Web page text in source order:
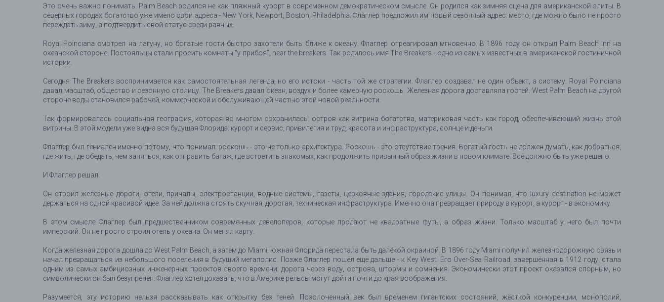
Это очень важно понимать. Palm Beach родился не как пляжный курорт в современном демократическом смысле. Он родился как зимняя сцена для американской элиты. В
северных городах богатство уже имело свои адреса - New York, Newport, Boston, Philadelphia. Флаглер предложил им новый сезонный адрес: место, где можно было не просто
переждать зиму, а подтвердить свой статус среди равных.
Royal Poinciana смотрел на лагуну, но богатые гости быстро захотели быть ближе к океану. Флаглер отреагировал мгновенно. В 1896 году он открыл Palm Beach Inn на
океанской стороне. Постояльцы стали просить комнаты “у прибоя”, near the breakers. Так родилось имя The Breakers - одно из самых известных в американской гостиничной
истории.
Сегодня The Breakers воспринимается как самостоятельная легенда, но его истоки - часть той же стратегии. Флаглер создавал не один объект, а систему. Royal Poinciana
давал масштаб, общество и сезонную столицу. The Breakers давал океан, воздух и более камерную роскошь. Железная дорога доставляла гостей. West Palm Beach на другой
стороне воды становился рабочей, коммерческой и обслуживающей частью этой новой реальности.
Так формировалась социальная география, которая во многом сохранилась: остров как витрина богатства, материковая часть как город, обеспечивающий жизнь этой
витрины. В этой модели уже видна вся будущая Флорида: курорт и сервис, привилегия и труд, красота и инфраструктура, солнце и деньги.
Флаглер был гениален именно потому, что понимал: роскошь - это не только архитектура. Роскошь - это отсутствие трения. Богатый гость не должен думать, как добраться,
где жить, где обедать, чем заняться, как отправить багаж, где встретить знакомых, как продолжить привычный образ жизни в новом климате. Всё должно быть уже решено.
И Флаглер решал.
Он строил железные дороги, отели, причалы, электростанции, водные системы, газеты, церковные здания, городские улицы. Он понимал, что luxury destination не может
держаться на одной красивой идее. За ней должна стоять скучная, дорогая, техническая инфраструктура. Именно она превращает природу в курорт, а курорт - в экономику.
В этом смысле Флаглер был предшественником современных девелоперов, которые продают не квадратные футы, а образ жизни. Только масштаб у него был почти
имперский. Он не просто строил отель у океана. Он менял карту.
Когда железная дорога дошла до West Palm Beach, а затем до Miami, южная Флорида перестала быть далёкой окраиной. В 1896 году Miami получил железнодорожную связь и
начал превращаться из небольшого поселения в будущий мегаполис. Позже Флаглер пошёл ещё дальше - к Key West. Его Over-Sea Railroad, завершённая в 1912 году, стала
одним из самых амбициозных инженерных проектов своего времени: дорога через воду, острова, штормы и сомнения. Экономически этот проект оказался спорным, но
символически он был безупречен: Флаглер хотел доказать, что в Америке рельсы могут дойти почти до края воображения.
Разумеется, эту историю нельзя рассказывать как открытку без теней. Позолоченный век был временем гигантских состояний, жёсткой конкуренции, монополий,